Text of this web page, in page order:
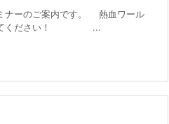
ナーのご案内です。 熱血ワール
みてください！ ...